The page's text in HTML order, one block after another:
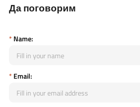
Да поговорим
*Name:
*Email: